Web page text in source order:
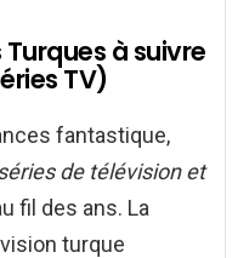
Turques à suivre
TV)
fantastique,
de télévision et
fil des ans. La
turque